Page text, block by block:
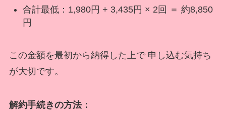
合計最低：1,980円 + 3,435円 × 2回 ＝ 約8,850
円
この金額を最初から納得した上で 申し込む気持ち
が大切です。
解約手続きの方法：